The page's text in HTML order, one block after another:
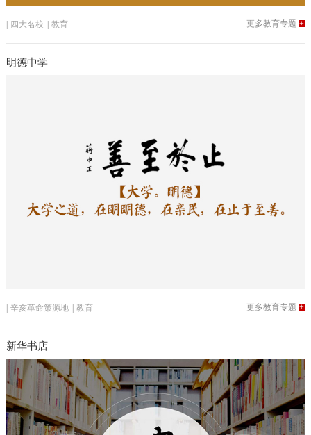
| 四大名校 | 教育 更多教育专题+
明德中学
辛亥革命策源地 教育 更多教育专题+
新华书店